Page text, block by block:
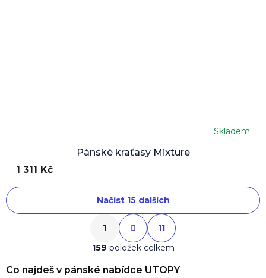
Pánské kraťasy Mixture
Skladem
1 311 Kč
O
l
d
Načíst 15 dalších
S
t
r
á
k
1
11
159 položek celkem
Co najdeš v pánské nabídce UTOPY